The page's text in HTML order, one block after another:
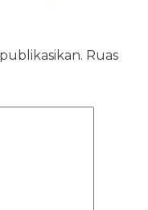
Ruas